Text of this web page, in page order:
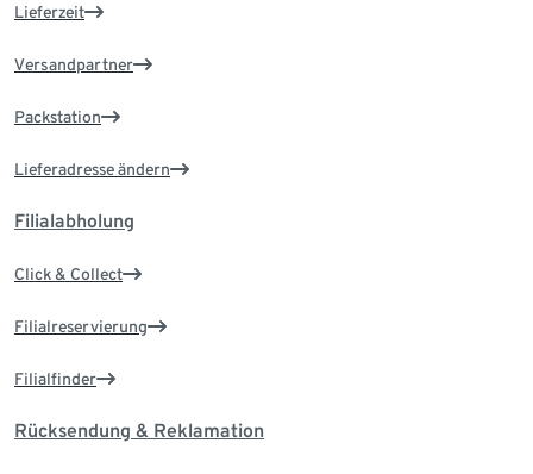
Lieferzeit
Versandpartner
Packstation
Lieferadresse ändern
Filialabholung
Click & Collect
Filialreservierung
Filialfinder
Rücksendung & Reklamation